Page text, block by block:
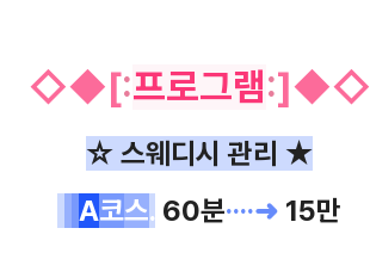
◇◆[:프로그램:]◆◇
☆ 스웨디시 관리 ★
A코스. 60분····➜ 15만